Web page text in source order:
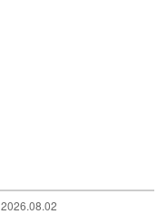
2026.08.02